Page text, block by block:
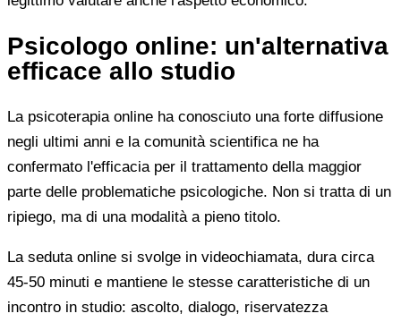
Psicologo online: un'alternativa
efficace allo studio
La psicoterapia online ha conosciuto una forte diffusione
negli ultimi anni e la comunità scientifica ne ha
confermato l'efficacia per il trattamento della maggior
parte delle problematiche psicologiche. Non si tratta di un
ripiego, ma di una modalità a pieno titolo.
La seduta online si svolge in videochiamata, dura circa
45-50 minuti e mantiene le stesse caratteristiche di un
incontro in studio: ascolto, dialogo, riservatezza